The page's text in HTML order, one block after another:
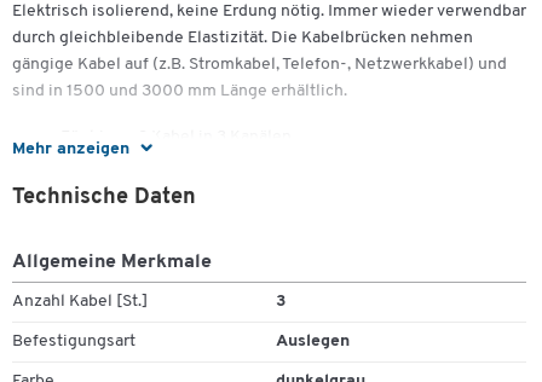
Mehr anzeigen
Elektrisch isolierend, keine Erdung nötig. Immer wieder verwendbar
durch gleichbleibende Elastizität. Die Kabelbrücken nehmen
gängige Kabel auf (z.B. Stromkabel, Telefon-, Netzwerkkabel) und
sind in 1500 und 3000 mm Länge erhältlich.
Für bis zu 3 Kabel in 3 Kanälen
Einsatzbereiche
- Verkaufs- und Ausstellungsbereich
- Konferenz- und Seminarräume
- Foyer
Technische Daten
Allgemeine Merkmale
Anzahl Kabel [St.] 3
Befestigungsart Auslegen